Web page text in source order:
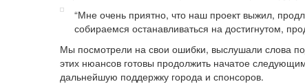
“Мне очень приятно, что наш проект выжил,
собираемся останавливаться на достигнутом,
Мы посмотрели на свои ошибки, выслушали слова
этих нюансов готовы продолжить начатое
дальнейшую поддержку города и спонсоров.